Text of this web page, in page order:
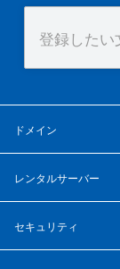
ドメイン
レンタルサーバー
セキュリティ